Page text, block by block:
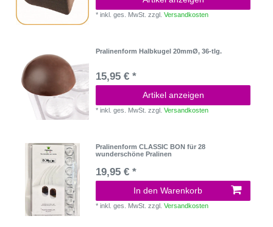
*inkl. ges. MwSt. zzgl.Versandkosten
Pralinenform Halbkugel 20mmØ, 36-tlg.
15,95 € *
Artikel anzeigen
*inkl. ges. MwSt. zzgl.Versandkosten
Pralinenform CLASSIC BON für 28
wunderschöne Pralinen
19,95 € *
In den Warenkorb
*inkl. ges. MwSt. zzgl.Versandkosten